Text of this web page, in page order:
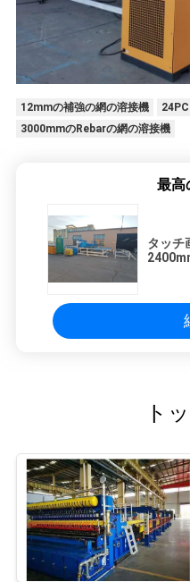
12mmの補強の網の溶接機
3000mmのRebarの網の溶接機
最高
タッチ
ト